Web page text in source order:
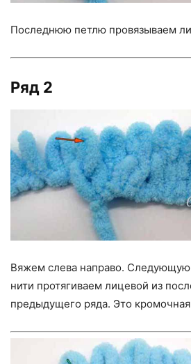
Последнюю петлю провязываем
Ряд 2
Вяжем слева направо.
нити протягиваем лицевой из
предыдущего ряда. Это кромочная